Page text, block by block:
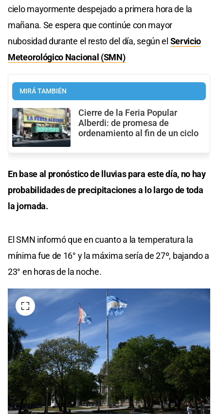
cielo mayormente despejado a primera hora de la
mañana. Se espera que continúe con mayor
nubosidad durante el resto del día, según el Servicio
Meteorológico Nacional (SMN)
MIRÁ TAMBIÉN
Cierre de la Feria Popular
Alberdi: de promesa de
ordenamiento al fin de un ciclo
En base al pronóstico de lluvias para este día, no hay
probabilidades de precipitaciones a lo largo de toda
la jornada.
El SMN informó que en cuanto a la temperatura la
mínima fue de 16° y la máxima sería de 27º, bajando a
23° en horas de la noche.